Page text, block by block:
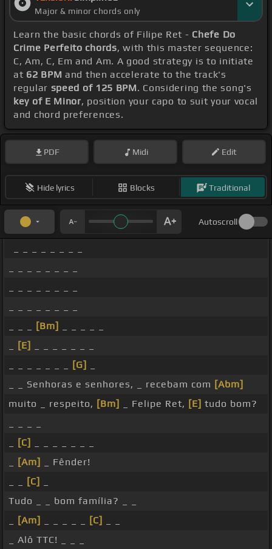
Major & minor chords only
Learn the basic chords of Filipe Ret - Chefe Do
Crime Perfeito chords, with this master sequence:
C, Am, C, Em and Am. A good strategy is to initiate
at 62 BPM and then accelerate to the track's
regular speed of 125 BPM. Considering the song's
key of E Minor, position your capo to suit your vocal
and chord preferences.
PDF Midi Edit
Hide lyrics Blocks Traditional
Autoscroll
[Bm]
[E]
[G]
_ _ Senhoras e senhores, _ recebam com [Abm]
muito _ respeito, [Bm] _ Felipe Ret, [E] tudo bom?
[C]
[Am]
_ Fênder!
[C]
Tudo _ _ bom família? _ _
[Am] [C]
_ Alô TTC! _ _ _